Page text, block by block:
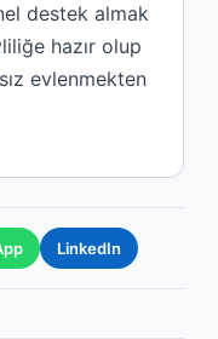
destek almak
hazır olup
evlenmekten
LinkedIn